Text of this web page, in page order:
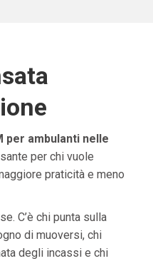
per ambulanti nelle
per chi vuole
praticità e meno
C’è chi punta sulla
di muoversi, chi
degli incassi e chi